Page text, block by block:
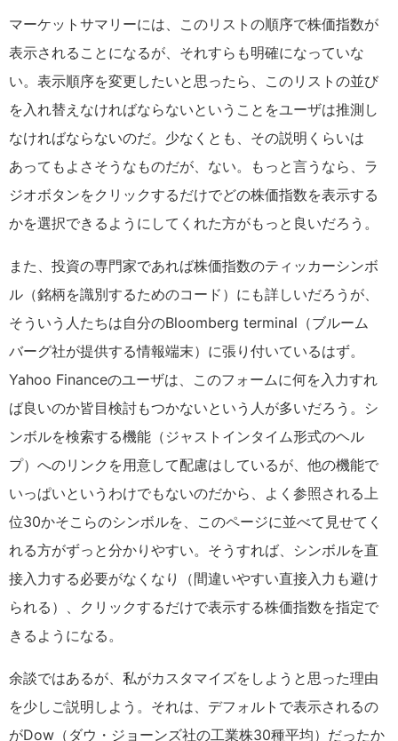
マーケットサマリーには、このリストの順序で株価指数が
表示されることになるが、それすらも明確になっていな
い。表示順序を変更したいと思ったら、このリストの並び
を入れ替えなければならないということをユーザは推測し
なければならないのだ。少なくとも、その説明くらいは
あってもよさそうなものだが、ない。もっと言うなら、ラ
ジオボタンをクリックするだけでどの株価指数を表示する
かを選択できるようにしてくれた方がもっと良いだろう。
また、投資の専門家であれば株価指数のティッカーシンボ
ル（銘柄を識別するためのコード）にも詳しいだろうが、
そういう人たちは自分のBloomberg terminal（ブルーム
バーグ社が提供する情報端末）に張り付いているはず。
Yahoo Financeのユーザは、このフォームに何を入力すれ
ば良いのか皆目検討もつかないという人が多いだろう。シ
ンボルを検索する機能（ジャストインタイム形式のヘル
プ）へのリンクを用意して配慮はしているが、他の機能で
いっぱいというわけでもないのだから、よく参照される上
位30かそこらのシンボルを、このページに並べて見せてく
れる方がずっと分かりやすい。そうすれば、シンボルを直
接入力する必要がなくなり（間違いやすい直接入力も避け
られる）、クリックするだけで表示する株価指数を指定で
きるようになる。
余談ではあるが、私がカスタマイズをしようと思った理由
を少しご説明しよう。それは、デフォルトで表示されるの
がDow（ダウ・ジョーンズ社の工業株30種平均）だったか